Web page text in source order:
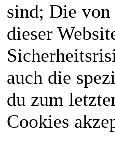
sind; Die von
dieser
auch die
du zum
Cookies